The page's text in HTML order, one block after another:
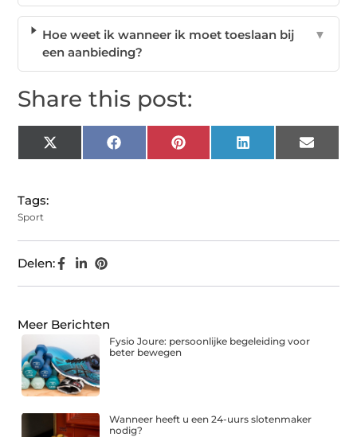
Hoe weet ik wanneer ik moet toeslaan bij
een aanbieding?
▼
Share this post:
X
(Twitter)
Facebook Pinterest LinkedIn Email
Tags:
Sport
Delen:
Meer Berichten
Fysio Joure: persoonlijke begeleiding voor
beter bewegen
Wanneer heeft u een 24-uurs slotenmaker
nodig?